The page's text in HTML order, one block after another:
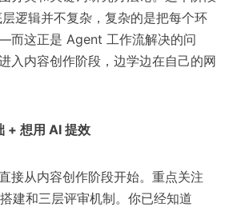
逻辑并不复杂，复杂的是把每个环
这正是 Agent 工作流解决的问
入内容创作阶段，边学边在自己的网
+ 想用 AI 提效
接从内容创作阶段开始。重点关注
建和三层评审机制。你已经知道